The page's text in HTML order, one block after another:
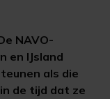
NAVO-
en IJsland
als die
de tijd dat ze